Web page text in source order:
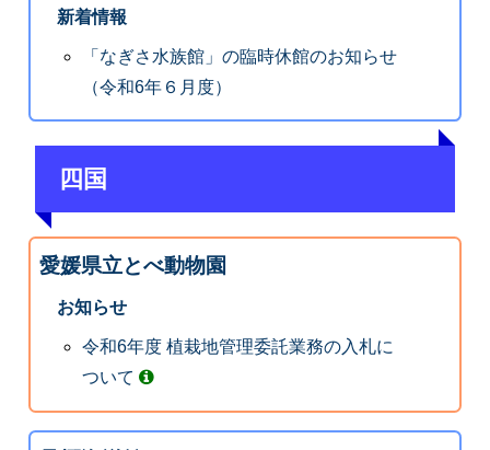
新着情報
「なぎさ水族館」の臨時休館のお知らせ
（令和6年６月度）
四国
愛媛県立とべ動物園
お知らせ
令和6年度 植栽地管理委託業務の入札に
ついて